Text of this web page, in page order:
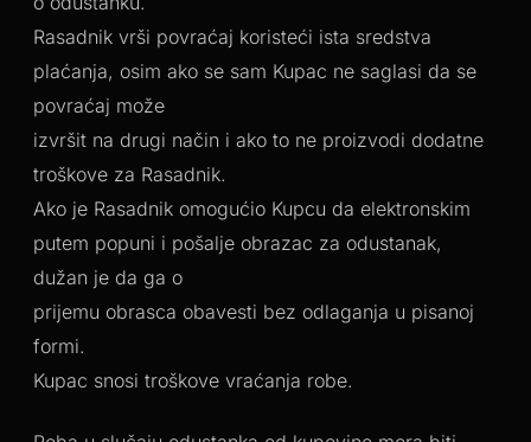
Rasadnik vrši povraćaj koristeći ista sredstva
plaćanja, osim ako se sam Kupac ne saglasi da se
povraćaj može
izvršit na drugi način i ako to ne proizvodi dodatne
troškove za Rasadnik.
Ako je Rasadnik omogućio Kupcu da elektronskim
putem popuni i pošalje obrazac za odustanak,
dužan je da ga o
prijemu obrasca obavesti bez odlaganja u pisanoj
formi.
Kupac snosi troškove vraćanja robe.